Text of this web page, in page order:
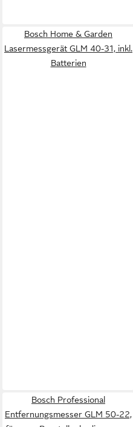
Bosch Home & Garden
Lasermessgerät GLM 40-31, inkl.
Batterien
Bosch Professional
Entfernungsmesser GLM 50-22,